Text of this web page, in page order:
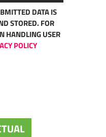
DATA IS
STORED. FOR
HANDLING USER
POLICY